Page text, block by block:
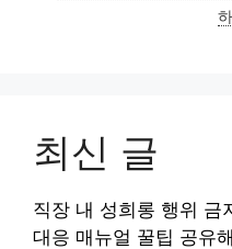
최신 글
직장 내 성희롱 행위 금
대응 매뉴얼 꿀팁 공유